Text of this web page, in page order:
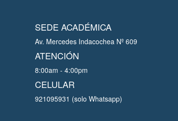
SEDE ACADÉMICA
Av. Mercedes Indacochea Nº 609
ATENCIÓN
8:00am - 4:00pm
CELULAR
921095931 (solo Whatsapp)